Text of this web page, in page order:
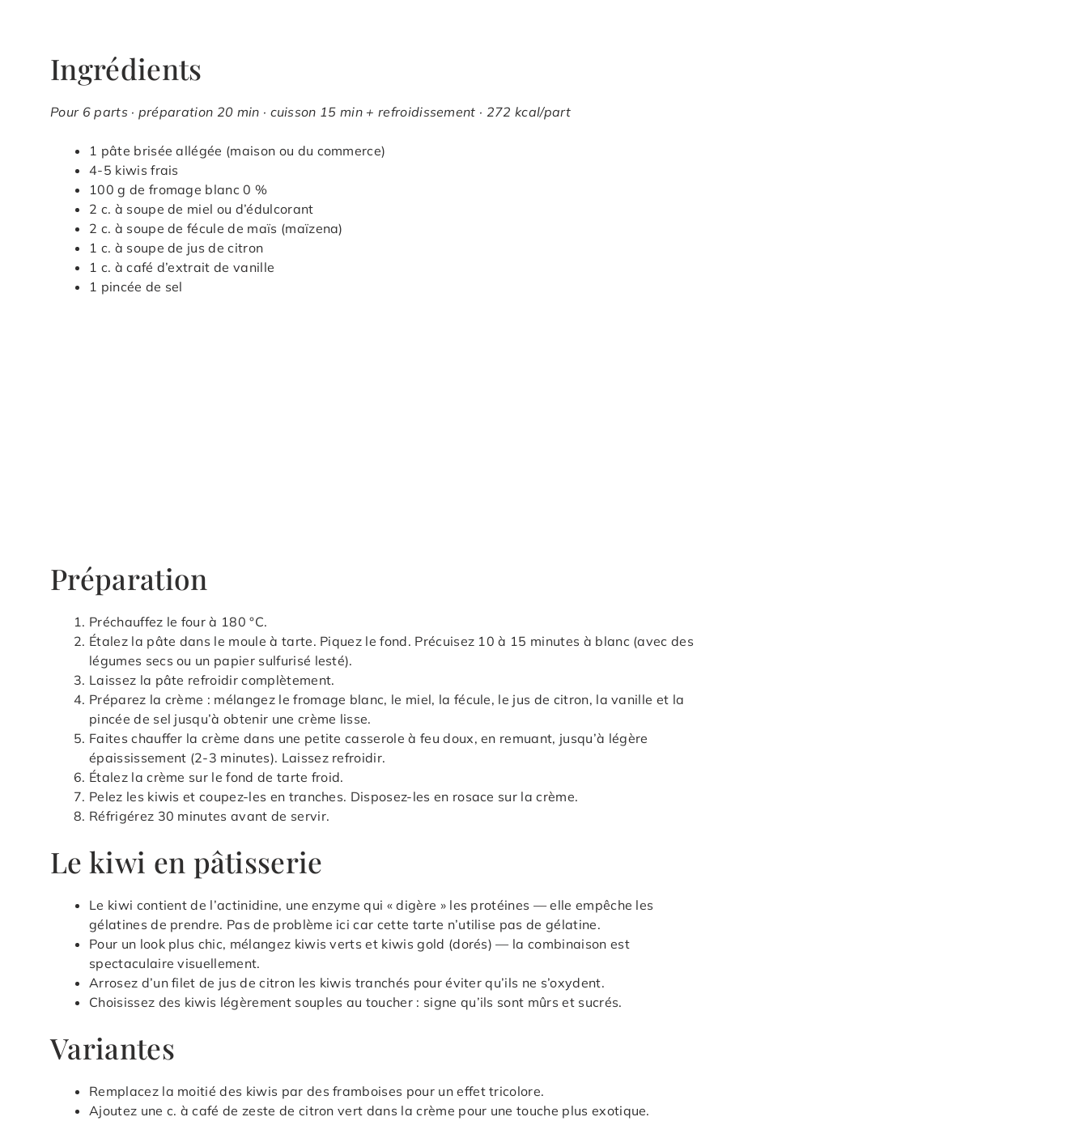
Ingrédients
Pour 6 parts · préparation 20 min · cuisson 15 min + refroidissement · 272 kcal/part
1 pâte brisée allégée (maison ou du commerce)
4-5 kiwis frais
100 g de fromage blanc 0 %
2 c. à soupe de miel ou d’édulcorant
2 c. à soupe de fécule de maïs (maïzena)
1 c. à soupe de jus de citron
1 c. à café d’extrait de vanille
1 pincée de sel
Préparation
Préchauffez le four à 180 °C.
Étalez la pâte dans le moule à tarte. Piquez le fond. Précuisez 10 à 15 minutes à blanc (avec des
légumes secs ou un papier sulfurisé lesté).
Laissez la pâte refroidir complètement.
Préparez la crème : mélangez le fromage blanc, le miel, la fécule, le jus de citron, la vanille et la
pincée de sel jusqu’à obtenir une crème lisse.
Faites chauffer la crème dans une petite casserole à feu doux, en remuant, jusqu’à légère
épaississement (2-3 minutes). Laissez refroidir.
Étalez la crème sur le fond de tarte froid.
Pelez les kiwis et coupez-les en tranches. Disposez-les en rosace sur la crème.
Réfrigérez 30 minutes avant de servir.
Le kiwi en pâtisserie
Le kiwi contient de l’actinidine, une enzyme qui « digère » les protéines — elle empêche les
gélatines de prendre. Pas de problème ici car cette tarte n’utilise pas de gélatine.
Pour un look plus chic, mélangez kiwis verts et kiwis gold (dorés) — la combinaison est
spectaculaire visuellement.
Arrosez d’un filet de jus de citron les kiwis tranchés pour éviter qu’ils ne s’oxydent.
Choisissez des kiwis légèrement souples au toucher : signe qu’ils sont mûrs et sucrés.
Variantes
Remplacez la moitié des kiwis par des framboises pour un effet tricolore.
Ajoutez une c. à café de zeste de citron vert dans la crème pour une touche plus exotique.